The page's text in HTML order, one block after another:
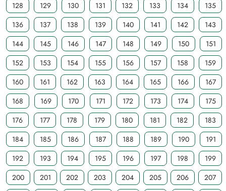
128
129 130 131 132 133 134
135
136
137 138 139 140 141 142
143
144
145 146 147 148 149 150
151
152
153 154 155 156 157 158
159
160
161 162 163 164 165 166
167
168
169 170 171 172 173 174
175
176
177 178 179 180 181 182
183
184
185 186 187 188 189 190
191
192
193 194 195 196 197 198
199
200
201 202 203 204 205 206
207